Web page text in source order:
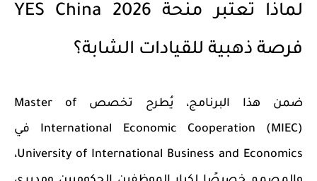
لماذا تعتبر منحة YES China 2026
فرصة ذهبية للقيادات الشابة؟
ضمن هذا البرنامج، يُطرح تخصصMaster of
International Economic Cooperation (MIEC) في
University of International Business and Economics،